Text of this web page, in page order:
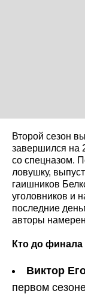
Второй сезон
завершился на
со спецназом.
ловушку,
гаишников
уголовников и
последние
авторы
Кто до
Виктор
первом